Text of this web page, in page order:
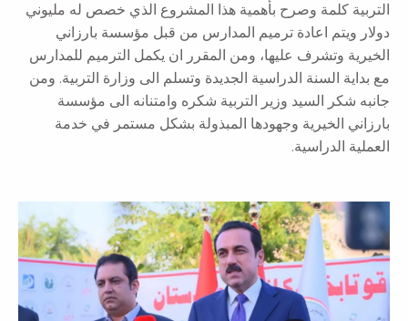
وصرح بأهمية هذا المشروع الذي خصص له مليوني
ترميم المدارس من قبل مؤسسة بارزاني
عليها، ومن المقرر ان يكمل الترميم للمدارس
الدراسية الجديدة وتسلم الى وزارة التربية. ومن
وزير التربية شكره وامتنانه الى مؤسسة
وجهودها المبذولة بشكل مستمر في خدمة